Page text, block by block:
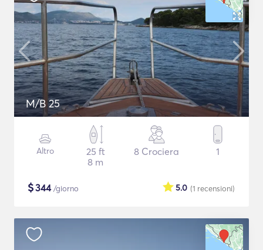
M/B 25
Altro
25 ft
8 m
8 Crociera 1
$344/giorno (1 recensioni)
5.0